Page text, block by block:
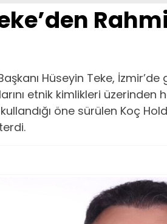
Hüseyin Teke,
etnik kimlikleri
öne sürülen Koç